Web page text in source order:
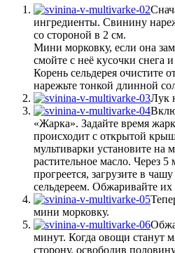
ингредиенты. Свинину
со стороной в 2 см.
Мини морковку, если она
смойте с неё кусочки снега и
Корень сельдерея очистите
нарежьте тонкой длинной
Лук
«Жарка». Задайте время
происходит с открытой
мультиварки установите на
растительное масло. Через 5
прогреется, загрузите в
сельдереем. Обжаривайте
мини морковку.
минут. Когда овощи станут
сторону, освободив